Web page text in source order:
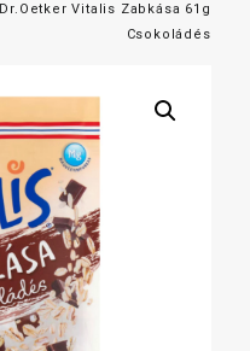
Dr.Oetker Vitalis Zabkása 61g
Csokoládés